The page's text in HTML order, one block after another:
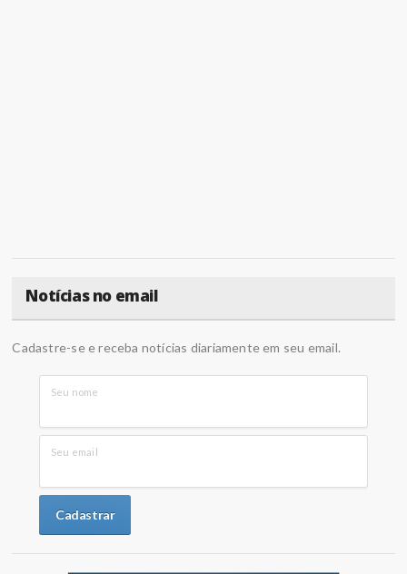
Notícias no email
Cadastre-se e receba notícias diariamente em seu email.
Seu nome
Seu email